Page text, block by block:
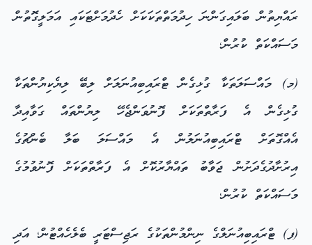
ރައްޔިތުން ބަލައިގަންނަ ހިދުމަތްތަކަކަށް ހެދުމަށްޓަކައި އަމަލީގޮތުން
މަސައްކަތް ކުރުން؛
(މ) މައްސަލަތަކާ ގުޅިގެން ޓްރައިބިއުނަލަށް ލިބޭ ލިޔެކިޔުންތަކާ
ގުޅިގެން އެ ފަރާތްތަކަށް ފޮނުވަންޖެހޭ ލިޔުންތައް ގަވާއިދާ
އެއްގޮތަށް ޓްރައިބިއުނަލުން އެ މައްސަލަ ބަލާ ބެންޗުގެ
އިރުށާދުގެދަށުން ޖަވާބު ތައްޔާރުކޮށް އެ ފަރާތްތަކަށް ފޮނުވުމުގެ
މަސައްކަތް ކުރުން؛
(ފ) ޓްރައިބިއުނަލްގެ ނިންމުންތަކުގެ ރަޖިސްޓަރީ ބެލެހެއްޓުން؛ އަދި